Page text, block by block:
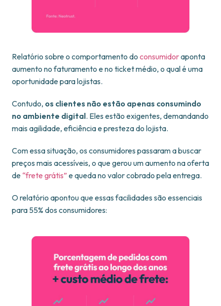
Relatório sobre o comportamento do consumidoraponta
aumento no faturamento e no ticket médio, o qual é uma
oportunidade para lojistas.
Contudo, os clientes não estão apenas consumindo
no ambiente digital. Eles estão exigentes, demandando
mais agilidade, eficiência e presteza do lojista.
Com essa situação, os consumidores passaram a buscar
preços mais acessíveis, o que gerou um aumento na oferta
de “frete grátis” e queda no valor cobrado pela entrega.
O relatório apontou que essas facilidades são essenciais
para 55% dos consumidores: